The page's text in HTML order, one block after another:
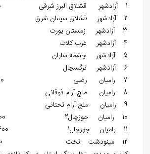
1 آزادشهر قشلاق البرز شرقی 1252000
2 آزادشهر قشلاق سیمان شرق 1347816
3 آزادشهر زمستان یورت 870000
4 آزادشهر غرب کلات 160000
5 آزادشهر چشمه ساران 116290
6 آزادشهر نرگس‏چال 65877
7 رامیان رضی 1100000
8 رامیان ملچ آرام فوقانی 2500000
9 رامیان ملچ آرام تحتانی 2600000
10 رامیان جوزچال2 500200
11 رامیان جوزچال1 330600
12 مینودشت تخت 1600000